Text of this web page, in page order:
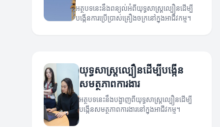
អត្ថបទនេះនឹងពន្យល់អំពីយុទ្ធសាស្ត្រល្បឿនដើម្បី
បង្កើនការប្រើប្រាស់គ្រឿងចក្រនៅក្នុងអាជីវកម្ម។
យុទ្ធសាស្ត្រល្បឿនដើម្បីបង្កើន
សមត្ថភាពការងារ
អត្ថបទនេះនឹងបង្ហាញពីយុទ្ធសាស្ត្រល្បឿនដើម្បី
បង្កើនសមត្ថភាពការងារនៅក្នុងអាជីវកម្ម។